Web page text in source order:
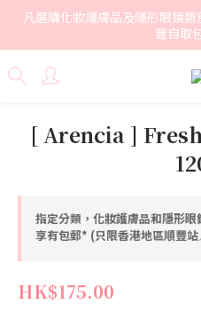
凡選購化妝護膚品及隱形眼鏡
豐自取
[ Arencia ]
指定分類，化妝護膚品和隱形
享有包郵* (只限香港地區順豐站
HK$175.00